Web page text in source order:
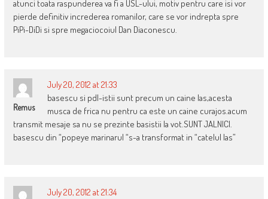
atunci toata raspunderea va fi a USL-ului, motiv pentru care isi vor
pierde definitiv increderea romanilor, care se vor indrepta spre
PiPi-DiDi si spre megaciocoiul Dan Diaconescu.
Remus
July 20, 2012 at 21:33
basescu si pdl-istii sunt precum un caine las,acesta
musca de frica nu pentru ca este un caine curajos.acum
transmit mesaje sa nu se prezinte basistii la vot.SUNT JALNICI.
basescu din “popeye marinarul “s-a transformat in “catelul las”
July 20, 2012 at 21:34